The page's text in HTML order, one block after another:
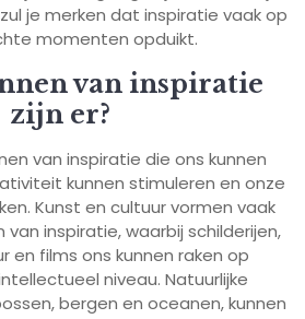
je merken dat inspiratie vaak op
momenten opduikt.
van inspiratie
zijn er?
van inspiratie die ons kunnen
kunnen stimuleren en onze
Kunst en cultuur vormen vaak
van inspiratie, waarbij schilderijen,
en films ons kunnen raken op
niveau. Natuurlijke
bergen en oceanen, kunnen